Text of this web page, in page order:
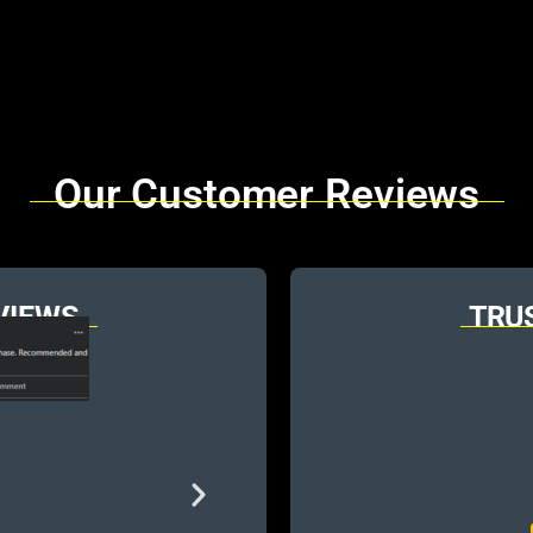
Our Customer Reviews